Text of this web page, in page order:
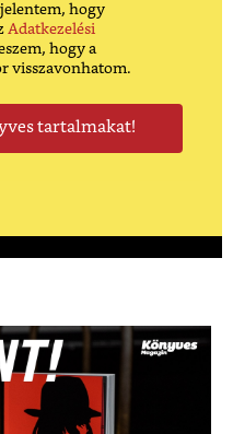
hogy
Adatkezelési
hogy a
visszavonhatom.